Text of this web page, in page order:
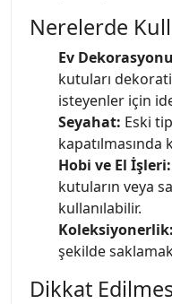
Nerelerde
Ev
kutuları
isteyenler için
Seyahat: Eski
kapatılmasında
Hobi ve El İşleri:
kutuların veya
kullanılabilir.
Koleksiyonerlik:
şekilde
Dikkat